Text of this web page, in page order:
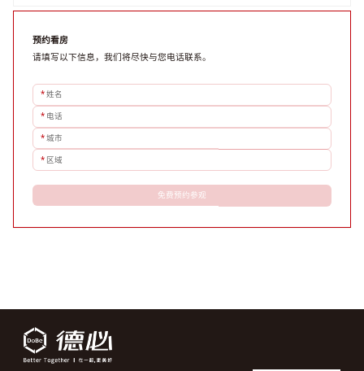
款。选址是综合性战略决策，旨在让办公
预约看房
请填写以下信息，我们将尽快与您电话联系。
*姓名
* 电话
*城市
* 区域
免费预约参观